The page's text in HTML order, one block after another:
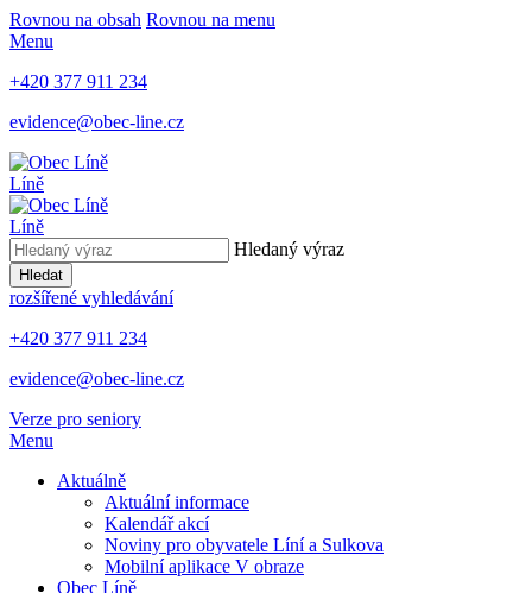
Rovnou na obsah Rovnou na menu
Menu
+420 377 911 234
evidence@obec-line.cz
Líně
Líně
Hledaný výraz
Hledat
rozšířené vyhledávání
+420 377 911 234
evidence@obec-line.cz
Verze pro seniory
Menu
Aktuálně
Aktuální informace
Kalendář akcí
Noviny pro obyvatele Líní a Sulkova
Mobilní aplikace V obraze
Obec Líně